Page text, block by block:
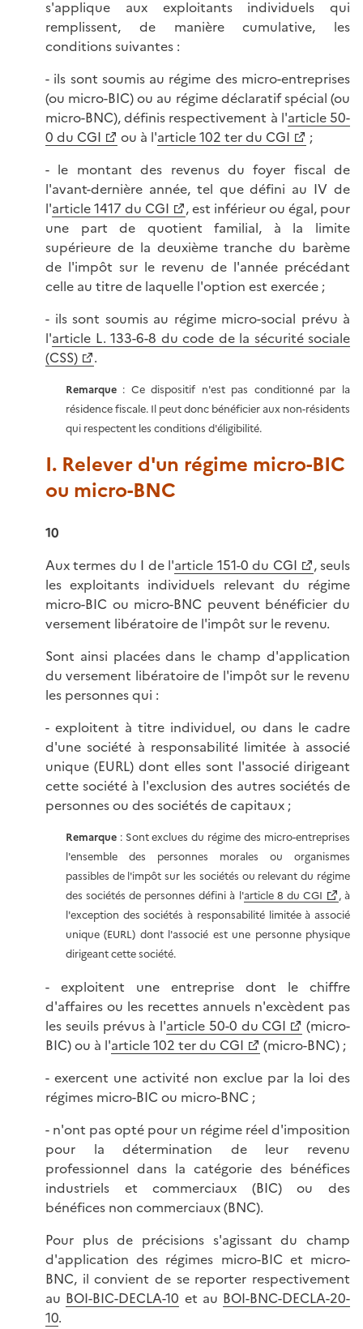
s'applique aux exploitants individuels qui
remplissent, de manière cumulative, les
conditions suivantes :
- ils sont soumis au régime des micro-entreprises
(ou micro-BIC) ou au régime déclaratif spécial (ou
micro-BNC), définis respectivement à l'article 50-
0 du CGI
ou à l'article 102 ter du CGI
;
- le montant des revenus du foyer fiscal de
l'avant-dernière année, tel que défini au IV de
l'article 1417 du CGI
, est inférieur ou égal, pour
une part de quotient familial, à la limite
supérieure de la deuxième tranche du barème
de l'impôt sur le revenu de l'année précédant
celle au titre de laquelle l'option est exercée ;
- ils sont soumis au régime micro-social prévu à
l'article L. 133-6-8 du code de la sécurité sociale
(CSS)
.
Remarque: Ce dispositif n'est pas conditionné par la
résidence fiscale. Il peut donc bénéficier aux non-résidents
qui respectent les conditions d'éligibilité.
I. Relever d'un régime micro-BIC
ou micro-BNC
10
Aux termes du I de l'article 151-0 du CGI
, seuls
les exploitants individuels relevant du régime
micro-BIC ou micro-BNC peuvent bénéficier du
versement libératoire de l'impôt sur le revenu.
Sont ainsi placées dans le champ d'application
du versement libératoire de l'impôt sur le revenu
les personnes qui :
- exploitent à titre individuel, ou dans le cadre
d'une société à responsabilité limitée à associé
unique (EURL) dont elles sont l'associé dirigeant
cette société à l'exclusion des autres sociétés de
personnes ou des sociétés de capitaux ;
Remarque: Sont exclues du régime des micro-entreprises
l'ensemble des personnes morales ou organismes
passibles de l'impôt sur les sociétés ou relevant du régime
des sociétés de personnes défini à l'article 8 du CGI
, à
l'exception des sociétés à responsabilité limitée à associé
unique (EURL) dont l'associé est une personne physique
dirigeant cette société.
- exploitent une entreprise dont le chiffre
d'affaires ou les recettes annuels n'excèdent pas
les seuils prévus à l'article 50-0 du CGI
(micro-
BIC) ou à l'article 102 ter du CGI
(micro-BNC) ;
- exercent une activité non exclue par la loi des
régimes micro-BIC ou micro-BNC ;
- n'ont pas opté pour un régime réel d'imposition
pour la détermination de leur revenu
professionnel dans la catégorie des bénéfices
industriels et commerciaux (BIC) ou des
bénéfices non commerciaux (BNC).
Pour plus de précisions s'agissant du champ
d'application des régimes micro-BIC et micro-
BNC, il convient de se reporter respectivement
au BOI-BIC-DECLA-10 et au BOI-BNC-DECLA-20-
10.